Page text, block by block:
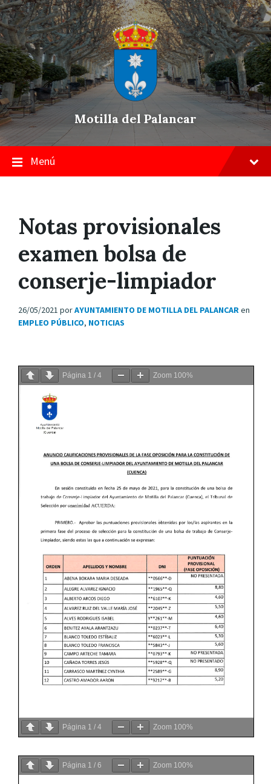
Skip
to
content
Saltar
a
la
navegación
principal
Saltar
a
pie
de
página
Motilla del Palancar
Menú
Notas provisionales
examen bolsa de
conserje-limpiador
26/05/2021 porAYUNTAMIENTO DE MOTILLA DEL PALANCARen
EMPLEO PÚBLICO, NOTICIAS
Página 1 / 4 Zoom 100%
Página 1 / 4 Zoom 100%
Página 1 / 6 Zoom 100%